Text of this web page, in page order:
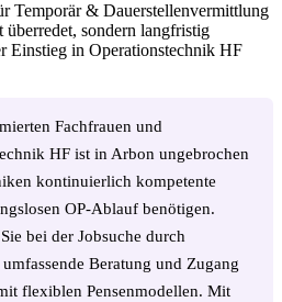
Temporär & Dauerstellenvermittlung
sondern langfristig
Einstieg in Operationstechnik HF
Fachfrauen und
HF ist in Arbon ungebrochen
kontinuierlich kompetente
OP-Ablauf benötigen.
bei der Jobsuche durch
Beratung und Zugang
flexiblen Pensenmodellen. Mit